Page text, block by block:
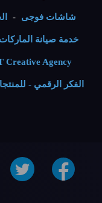
شاشات فوجى -
خدمة صيانة الماركات
Creative Agency
الفكر الرقمي -